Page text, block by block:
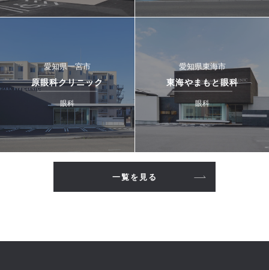
愛知県一宮市
原眼科クリニック
眼科
愛知県東海市
東海やまもと眼科
眼科
一覧を見る